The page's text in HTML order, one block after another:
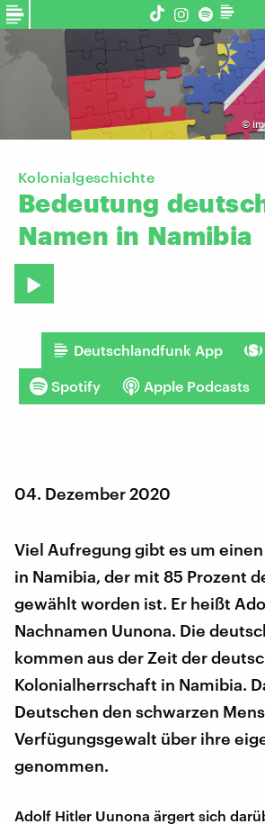
©
Kolonialgeschichte
Bedeutung
Namen in Namibia
Deutschlandfunk App
Spotify Apple Podcasts
04. Dezember 2020
Viel Aufregung gibt es um
in Namibia, der mit 85 Prozent
gewählt worden ist. Er heißt
Nachnamen Uunona. Die
kommen aus der Zeit der
Kolonialherrschaft in Namibia.
Deutschen den schwarzen
Verfügungsgewalt über ihre
genommen.
Adolf Hitler Uunona ärgert sich